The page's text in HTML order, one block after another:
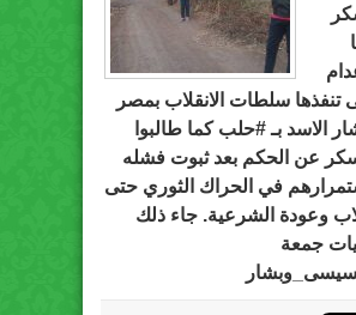
تنفذها سلطات الانقلاب بمصر
الاسد بـ#حلب كما طالبوا
عن الحكم بعد ثبوت فشله
في الحراك الثوري حتى
وعودة الشرعية. جاء ذلك
جمعة